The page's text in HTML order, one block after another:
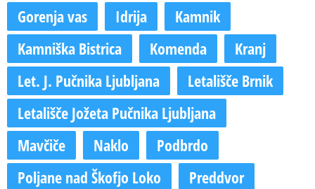
Gorenja vas
Idrija
Kamnik
Kamniška Bistrica
Komenda
Kranj
Let. J. Pučnika Ljubljana
Letališče Brnik
Letališče Jožeta Pučnika Ljubljana
Mavčiče
Naklo
Podbrdo
Poljane nad Škofjo Loko
Preddvor